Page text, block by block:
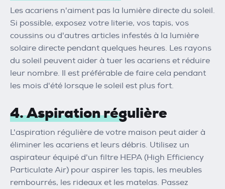
Les acariens n'aiment pas la lumière directe du soleil.
Si possible, exposez votre literie, vos tapis, vos
coussins ou d'autres articles infestés à la lumière
solaire directe pendant quelques heures. Les rayons
du soleil peuvent aider à tuer les acariens et réduire
leur nombre. Il est préférable de faire cela pendant
les mois d'été lorsque le soleil est plus fort.
4. Aspiration régulière
L'aspiration régulière de votre maison peut aider à
éliminer les acariens et leurs débris. Utilisez un
aspirateur équipé d'un filtre HEPA (High Efficiency
Particulate Air) pour aspirer les tapis, les meubles
rembourrés, les rideaux et les matelas. Passez